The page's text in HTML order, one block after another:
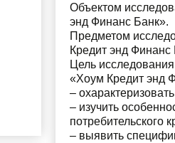
Объектом
энд Финанс Банк».
Предметом
Кредит энд Финанс
Цель
«Хоум Кредит энд
–
– изучить
потребительского
– выявить